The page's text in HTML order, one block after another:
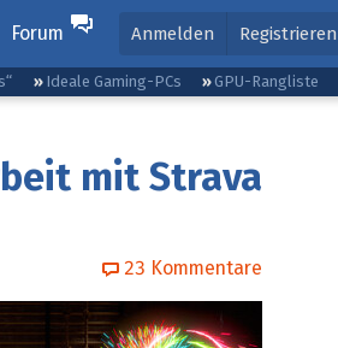
Forum Anmelden Registrieren
Ideale Gaming-PCs GPU-Rangliste
mit Strava
23 Kommentare